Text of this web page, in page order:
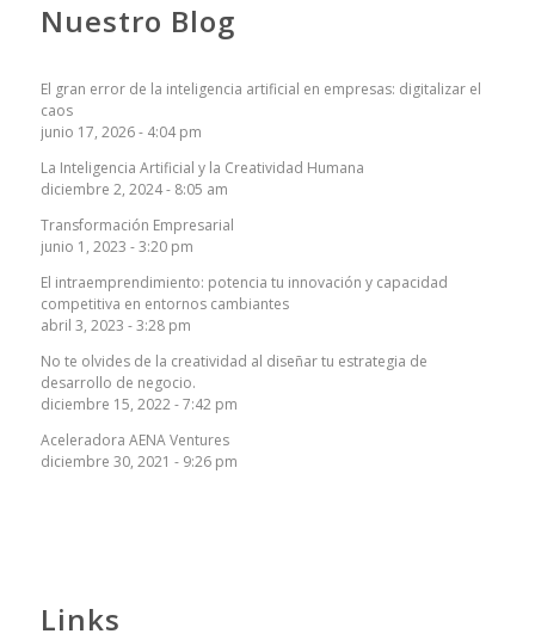
Nuestro Blog
El gran error de la inteligencia artificial en empresas: digitalizar el
caos
junio 17, 2026 - 4:04 pm
La Inteligencia Artificial y la Creatividad Humana
diciembre 2, 2024 - 8:05 am
Transformación Empresarial
junio 1, 2023 - 3:20 pm
El intraemprendimiento: potencia tu innovación y capacidad
competitiva en entornos cambiantes
abril 3, 2023 - 3:28 pm
No te olvides de la creatividad al diseñar tu estrategia de
desarrollo de negocio.
diciembre 15, 2022 - 7:42 pm
Aceleradora AENA Ventures
diciembre 30, 2021 - 9:26 pm
Links